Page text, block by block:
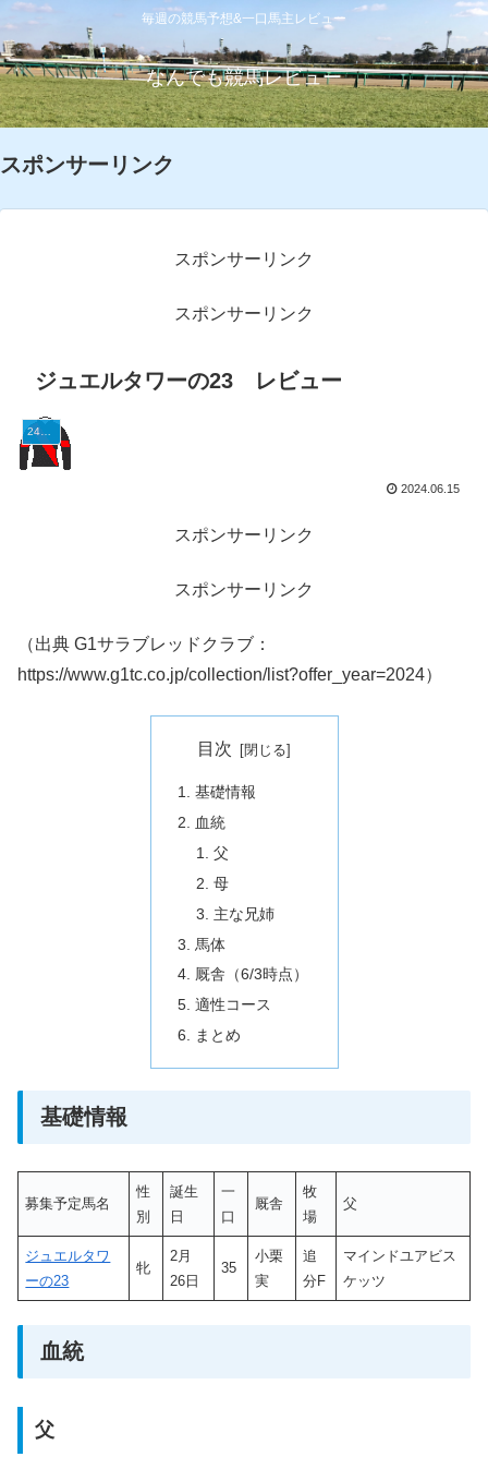
毎週の競馬予想&一口馬主レビュー
なんでも競馬レビュー
スポンサーリンク
スポンサーリンク
スポンサーリンク
ジュエルタワーの23 レビュー
2024.06.15
スポンサーリンク
スポンサーリンク
（出典 G1サラブレッドクラブ：
https://www.g1tc.co.jp/collection/list?offer_year=2024）
目次
基礎情報
血統
父
母
主な兄姉
馬体
厩舎（6/3時点）
適性コース
まとめ
基礎情報
募集予定馬名
性
別
誕生
日
一
口
厩舎
牧
場
父
ジュエルタワ
ーの23
牝
2月
26日
35
小栗
実
追
分F
マインドユアビス
ケッツ
血統
父